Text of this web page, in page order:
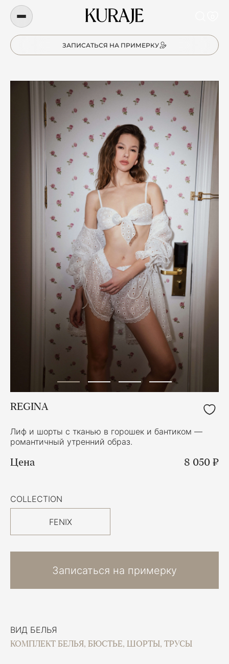
ЗАПИСАТЬСЯ НА ПРИМЕРКУ
ВИД БЕЛЬЯ
КОМПЛЕКТ БЕЛЬЯ, БЮСТЬЕ, ШОРТЫ, ТРУСЫ
REGINA
Лиф и шорты с тканью в горошек и бантиком —
романтичный утренний образ.
Цена 8 050 ₽
COLLECTION
FENIX
Записаться на примерку